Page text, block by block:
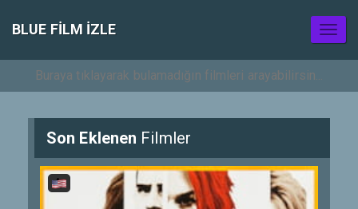
BLUE FILM IZLE
Son Eklenen Filmler